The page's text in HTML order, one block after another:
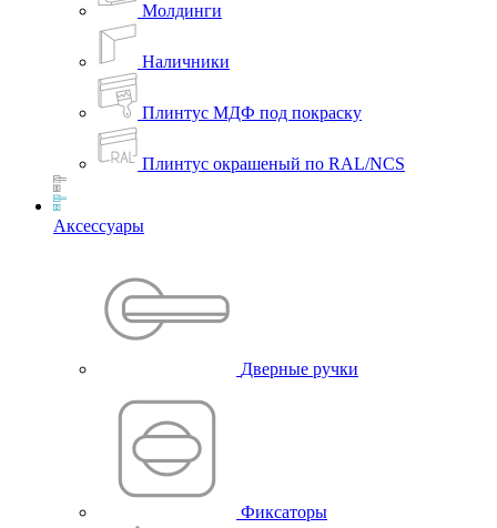
Молдинги
Наличники
Плинтус МДФ под покраску
Плинтус окрашеный по RAL/NCS
Аксессуары
Дверные ручки
Фиксаторы